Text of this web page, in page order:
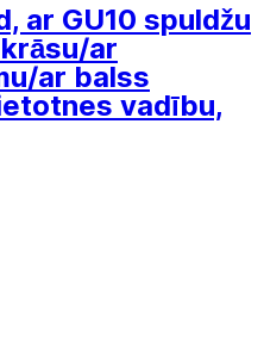
ar GU10 spuldžu
ar
ar balss
vadību,